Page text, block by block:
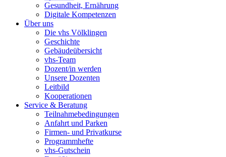
Gesundheit, Ernährung
Digitale Kompetenzen
Über uns
Die vhs Völklingen
Geschichte
Gebäudeübersicht
vhs-Team
Dozent/in werden
Unsere Dozenten
Leitbild
Kooperationen
Service & Beratung
Teilnahmebedingungen
Anfahrt und Parken
Firmen- und Privatkurse
Programmhefte
vhs-Gutschein